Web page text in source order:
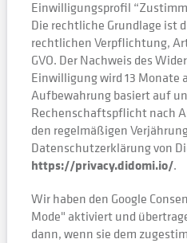
Einwilligungsprofil
Die rechtliche Grundlage ist
rechtlichen Verpflichtung,
GVO. Der Nachweis des
Einwilligung wird 13 Monate
Aufbewahrung basiert auf
Rechenschaftspflicht nach
den regelmäßigen
Datenschutzerklärung von
https://privacy.didomi.io/.
Wir haben den Google
Mode" aktiviert und
dann, wenn sie dem